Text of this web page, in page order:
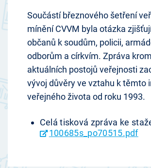
Součástí březnového šetření
mínění CVVM byla otázka
občanů k soudům, policii,
odborům a církvím. Zpráva
aktuálních postojů veřejnosti
vývoj důvěry ve vztahu k těmto
veřejného života od roku 1993.
Celá tisková zpráva ke
100685s_po70515.pdf